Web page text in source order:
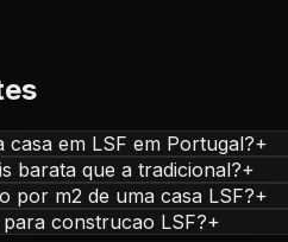
em LSF em Portugal?+
barata que a tradicional?+
por m2 de uma casa LSF?+
construcao LSF?+